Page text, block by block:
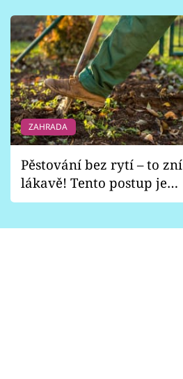
ZAHRADA
Pěstování bez rytí – to zní
lákavě! Tento postup je
vhodný jen pro některé